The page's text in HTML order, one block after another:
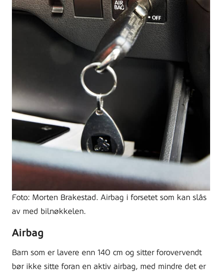
Foto: Morten Brakestad. Airbag i forsetet som kan slås
av med bilnøkkelen.
Airbag
Barn som er lavere enn 140 cm og sitter forovervendt
bør ikke sitte foran en aktiv airbag, med mindre det er